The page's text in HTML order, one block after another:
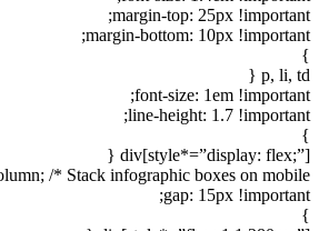
margin-top: 25px !important;
margin-bottom: 10px !important;
}
p, li, td {
font-size: 1em !important;
line-height: 1.7 !important;
}
div[style*=”display: flex;”] {
/* Stack infographic boxes on mobile */
gap: 15px !important;
}